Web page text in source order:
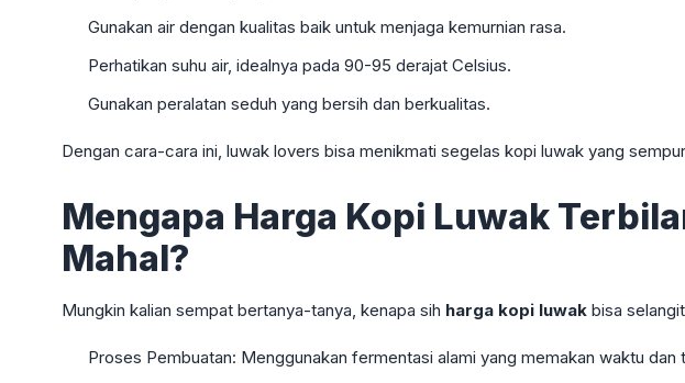
Gunakan air dengan kualitas baik untuk menjaga kemurnian rasa.
Perhatikan suhu air, idealnya pada 90-95 derajat Celsius.
Gunakan peralatan seduh yang bersih dan berkualitas.
Dengan cara-cara ini, luwak lovers bisa menikmati segelas kopi luwak yang
Mengapa Harga Kopi Luwak
Mahal?
Mungkin kalian sempat bertanya-tanya, kenapa sih harga kopi luwak bisa
Proses Pembuatan: Menggunakan fermentasi alami yang memakan waktu dan